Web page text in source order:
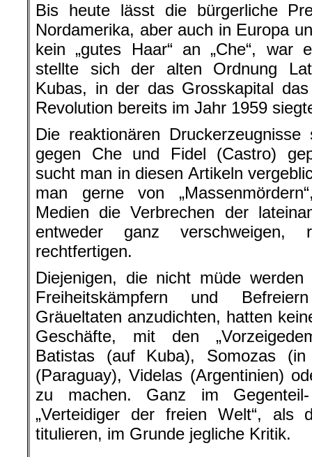
Bis heute lässt die bürgerliche
Nordamerika, aber auch in Europa
kein „gutes Haar“ an „Che“, war
stellte sich der alten Ordnung
Kubas, in der das Grosskapital
Revolution bereits im Jahr 1959
Die reaktionären
gegen Che und Fidel (Castro)
sucht man in diesen Artikeln
man gerne von
Medien die Verbrechen der
entweder ganz verschweigen,
rechtfertigen.
Diejenigen, die nicht müde werden
Freiheitskämpfern und
Gräueltaten anzudichten, hatten
Geschäfte, mit den
Batistas (auf Kuba), Somozas (in
(Paraguay), Videlas (Argentinien)
zu machen. Ganz im
„Verteidiger der freien Welt“,
titulieren, im Grunde jegliche Kritik.